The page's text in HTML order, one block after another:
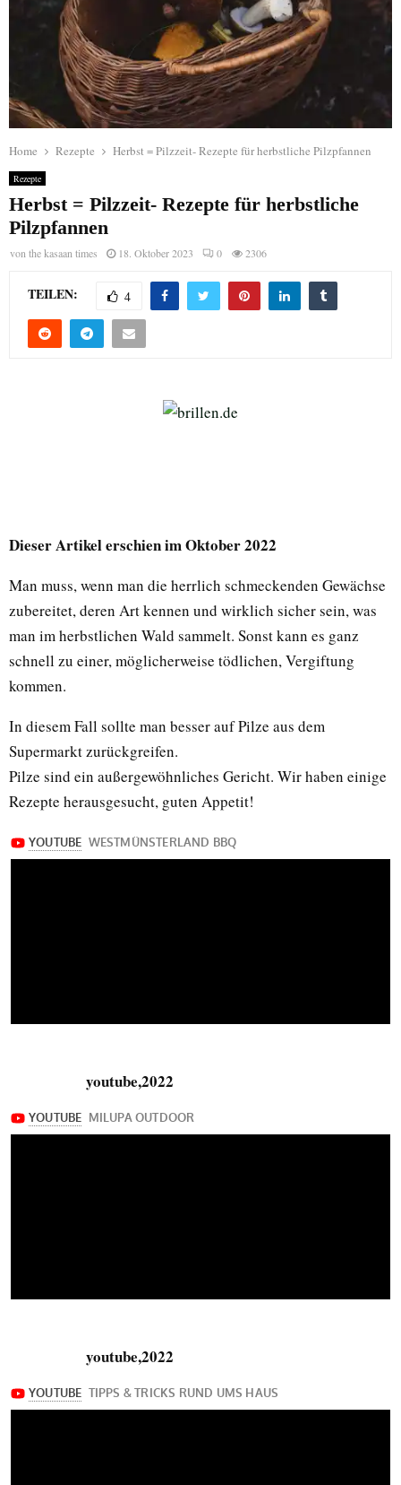
Home Rezepte Herbst = Pilzzeit- Rezepte für herbstliche Pilzpfannen
Rezepte
Herbst = Pilzzeit- Rezepte für herbstliche
Pilzpfannen
vonthe kasaan times 18. Oktober 2023 0 2306
TEILEN: 4
Dieser Artikel erschien im Oktober 2022
Man muss, wenn man die herrlich schmeckenden Gewächse
zubereitet, deren Art kennen und wirklich sicher sein, was
man im herbstlichen Wald sammelt. Sonst kann es ganz
schnell zu einer, möglicherweise tödlichen, Vergiftung
kommen.
In diesem Fall sollte man besser auf Pilze aus dem
Supermarkt zurückgreifen.
Pilze sind ein außergewöhnliches Gericht. Wir haben einige
Rezepte herausgesucht, guten Appetit!
youtube,2022
youtube,2022